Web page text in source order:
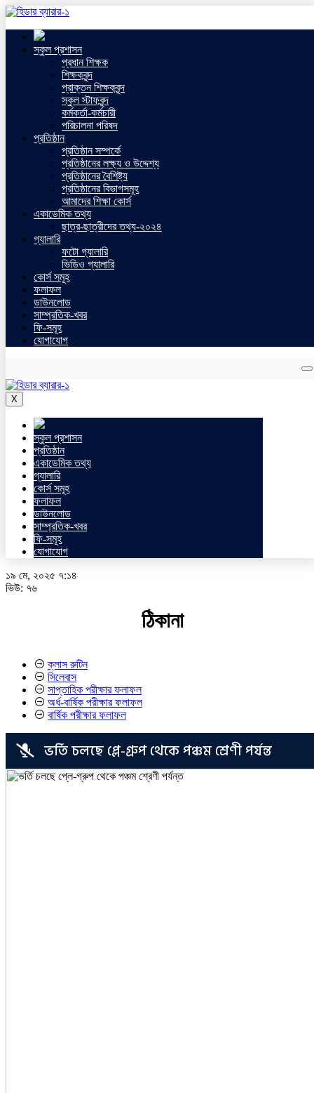
স্কুল প্রশাসন
প্রধান শিক্ষক
শিক্ষকবৃন্দ
প্রাক্তন শিক্ষকবৃন্দ
স্কুল স্টাফবৃন্দ
কর্মকর্তা-কর্মচারী
পরিচালনা পরিষদ
প্রতিষ্ঠান
প্রতিষ্ঠান সম্পর্কে
প্রতিষ্ঠানের লক্ষ্য ও উদ্দেশ্য
প্রতিষ্ঠানের বৈশিষ্ট্য
প্রতিষ্ঠানের বিভাগসমূহ
আমাদের শিক্ষা কোর্স
একাডেমিক তথ্য
ছাত্র-ছাত্রীদের তথ্য-২০২৪
গ্যালারি
ফটো গ্যালারি
ভিডিও গ্যালারি
কোর্স সমূহ
ফলাফল
ডাউনলোড
সাম্প্রতিক-খবর
ফি-সমূহ
যোগাযোগ
X
স্কুল প্রশাসন
প্রতিষ্ঠান
একাডেমিক তথ্য
গ্যালারি
কোর্স সমূহ
ফলাফল
ডাউনলোড
সাম্প্রতিক-খবর
ফি-সমূহ
যোগাযোগ
১৯ মে, ২০২৫ ৭:১৪
ভিউ: ৭৬
ঠিকানা
ক্লাস রুটিন
সিলেবাস
সাপ্তাহিক পরীক্ষার ফলাফল
অর্ধ-বার্ষিক পরীক্ষার ফলাফল
বার্ষিক পরীক্ষার ফলাফল
ভর্তি চলছে প্লে-গ্রুপ থেকে পঞ্চম শ্রেণী পর্যন্ত